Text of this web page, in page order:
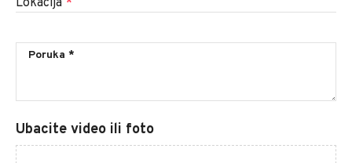
Ubacite video ili foto